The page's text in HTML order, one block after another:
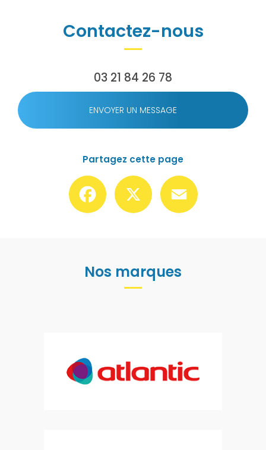
Contactez-nous
03 21 84 26 78
ENVOYER UN MESSAGE
Partagez cette page
Facebook
Nos marques